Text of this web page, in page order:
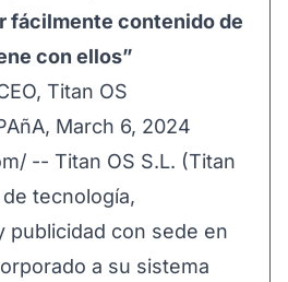
fácilmente contenido de
con ellos”
Titan OS
March 6, 2024
/ -- Titan OS S.L. (Titan
tecnología,
publicidad con sede en
a su sistema